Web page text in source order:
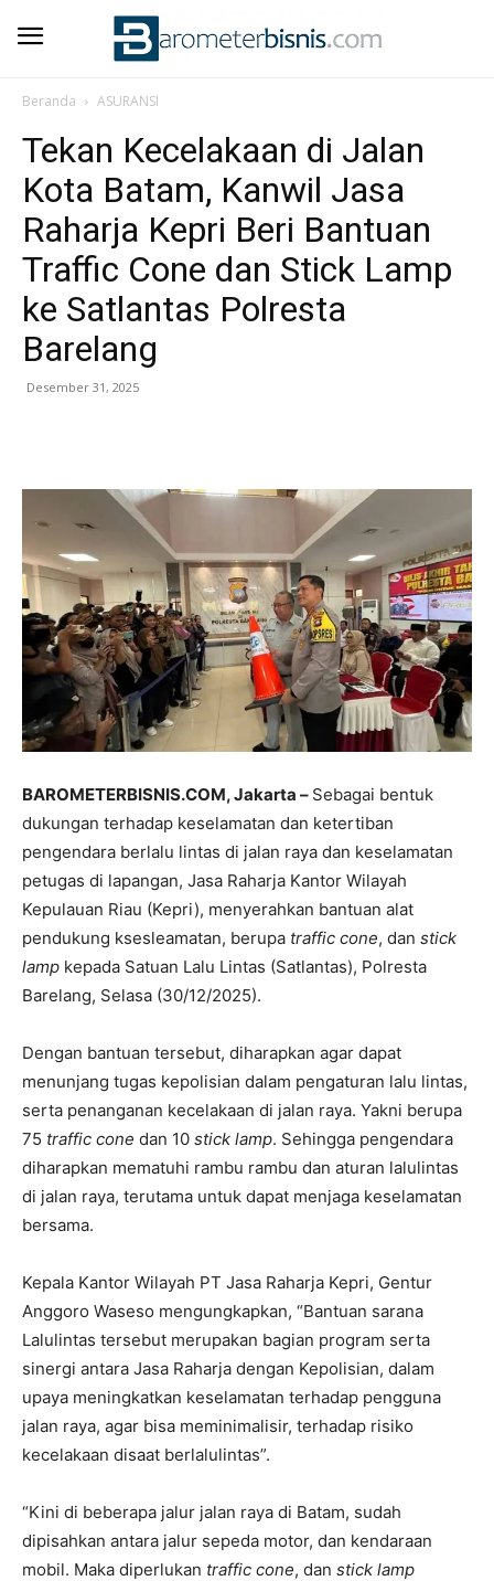
Beranda ASURANSI
Tekan Kecelakaan di Jalan
Kota Batam, Kanwil Jasa
Raharja Kepri Beri Bantuan
Traffic Cone dan Stick Lamp
ke Satlantas Polresta
Barelang
Desember 31, 2025
BAROMETERBISNIS.COM, Jakarta – Sebagai bentuk
dukungan terhadap keselamatan dan ketertiban
pengendara berlalu lintas di jalan raya dan keselamatan
petugas di lapangan, Jasa Raharja Kantor Wilayah
Kepulauan Riau (Kepri), menyerahkan bantuan alat
pendukung ksesleamatan, berupa traffic cone, dan stick
lamp kepada Satuan Lalu Lintas (Satlantas), Polresta
Barelang, Selasa (30/12/2025).
Dengan bantuan tersebut, diharapkan agar dapat
menunjang tugas kepolisian dalam pengaturan lalu lintas,
serta penanganan kecelakaan di jalan raya. Yakni berupa
75 traffic cone dan 10 stick lamp. Sehingga pengendara
diharapkan mematuhi rambu rambu dan aturan lalulintas
di jalan raya, terutama untuk dapat menjaga keselamatan
bersama.
Kepala Kantor Wilayah PT Jasa Raharja Kepri, Gentur
Anggoro Waseso mengungkapkan, “Bantuan sarana
Lalulintas tersebut merupakan bagian program serta
sinergi antara Jasa Raharja dengan Kepolisian, dalam
upaya meningkatkan keselamatan terhadap pengguna
jalan raya, agar bisa meminimalisir, terhadap risiko
kecelakaan disaat berlalulintas”.
“Kini di beberapa jalur jalan raya di Batam, sudah
dipisahkan antara jalur sepeda motor, dan kendaraan
mobil. Maka diperlukan traffic cone, dan stick lamp